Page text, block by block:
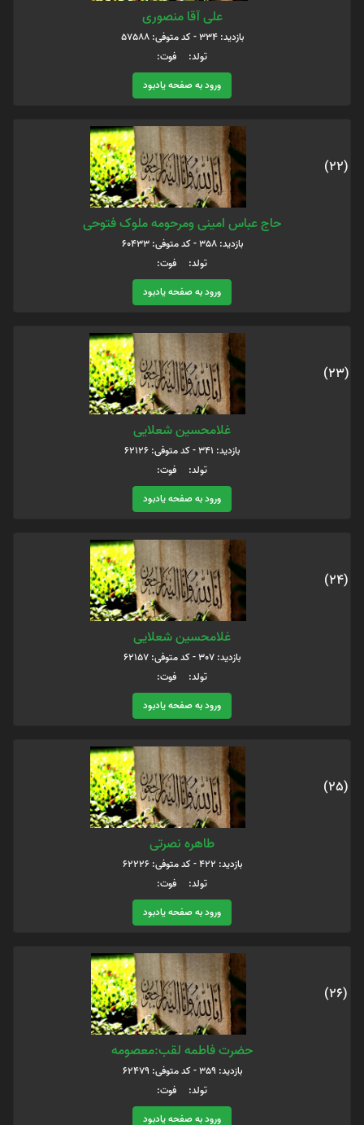
علی آقا منصوری
بازدید: 334 - کد متوفی: 57588
تولد: فوت:
ورود به صفحه یادبود
(22)
حاج عباس امینی ومرحومه ملوک فتوحی
بازدید: 358 - کد متوفی: 60433
تولد: فوت:
ورود به صفحه یادبود
(23)
غلامحسین شعلایی
بازدید: 341 - کد متوفی: 62126
تولد: فوت:
ورود به صفحه یادبود
(24)
غلامحسین شعلایی
بازدید: 307 - کد متوفی: 62157
تولد: فوت:
ورود به صفحه یادبود
(25)
طاهره نصرتی
بازدید: 422 - کد متوفی: 62226
تولد: فوت:
ورود به صفحه یادبود
(26)
حضرت فاطمه لقب:معصومه
بازدید: 359 - کد متوفی: 62479
تولد: فوت:
ورود به صفحه یادبود